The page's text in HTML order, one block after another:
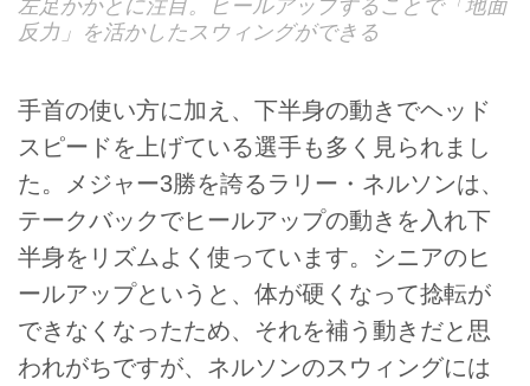
左足かかとに注目。ヒールアップすることで「地面
反力」を活かしたスウィングができる
手首の使い方に加え、下半身の動きでヘッド
スピードを上げている選手も多く見られまし
た。メジャー3勝を誇るラリー・ネルソンは、
テークバックでヒールアップの動きを入れ下
半身をリズムよく使っています。シニアのヒ
ールアップというと、体が硬くなって捻転が
できなくなったため、それを補う動きだと思
われがちですが、ネルソンのスウィングには